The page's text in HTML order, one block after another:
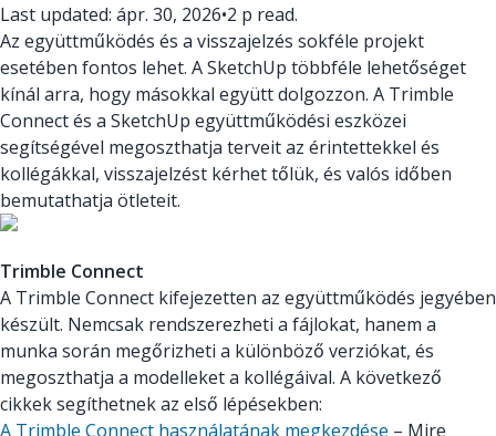
Last updated: ápr. 30, 2026•2 p read.
Az együttműködés és a visszajelzés sokféle projekt
esetében fontos lehet. A SketchUp többféle lehetőséget
kínál arra, hogy másokkal együtt dolgozzon. A Trimble
Connect és a SketchUp együttműködési eszközei
segítségével megoszthatja terveit az érintettekkel és
kollégákkal, visszajelzést kérhet tőlük, és valós időben
bemutathatja ötleteit.
Trimble Connect
A Trimble Connect kifejezetten az együttműködés jegyében
készült. Nemcsak rendszerezheti a fájlokat, hanem a
munka során megőrizheti a különböző verziókat, és
megoszthatja a modelleket a kollégáival. A következő
cikkek segíthetnek az első lépésekben:
A Trimble Connect használatának megkezdése – Mire